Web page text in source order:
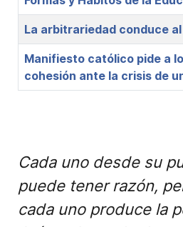
La arbitrariedad conduce
Manifiesto católico pide a
cohesión ante la crisis de
Cada uno desde su
puede tener razón,
cada uno produce la